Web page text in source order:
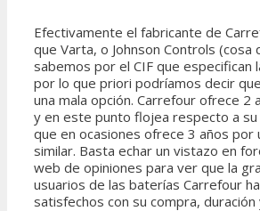
Efectivamente el fabricante de
que Varta, o Johnson Controls (cosa
sabemos por el CIF que especifican
por lo que priori podríamos decir
una mala opción. Carrefour ofrece 2
y en este punto flojea respecto a su
que en ocasiones ofrece 3 años por
similar. Basta echar un vistazo en
web de opiniones para ver que la
usuarios de las baterías Carrefour
satisfechos con su compra,